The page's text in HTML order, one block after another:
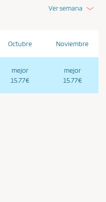
Ver semana
Octubre
mejor
15.77€
Noviembre
mejor
15.77€